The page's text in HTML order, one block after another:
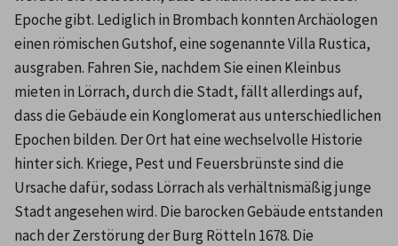
Epoche gibt. Lediglich in Brombach konnten Archäologen
einen römischen Gutshof, eine sogenannte Villa Rustica,
ausgraben. Fahren Sie, nachdem Sie einen Kleinbus
mieten in Lörrach, durch die Stadt, fällt allerdings auf,
dass die Gebäude ein Konglomerat aus unterschiedlichen
Epochen bilden. Der Ort hat eine wechselvolle Historie
hinter sich. Kriege, Pest und Feuersbrünste sind die
Ursache dafür, sodass Lörrach als verhältnismäßig junge
Stadt angesehen wird. Die barocken Gebäude entstanden
nach der Zerstörung der Burg Rötteln 1678. Die